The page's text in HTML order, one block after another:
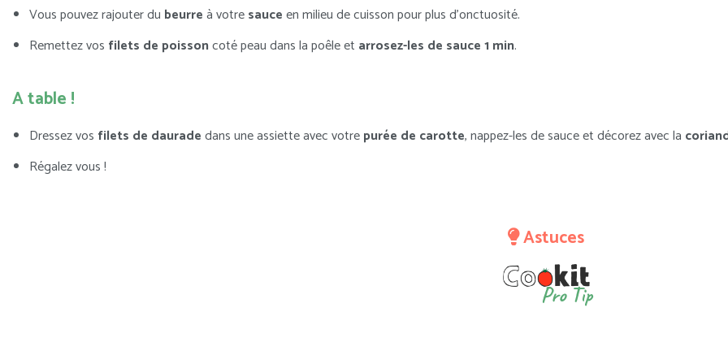
Vous pouvez rajouter du beurreà votresauceen milieu de cuisson pour plus d’onctuosité.
Remettez vos filets de poissoncoté peau dans la poêle et arrosez-les de sauce 1 min.
A table !
Dressez vos filets de dauradedans une assiette avec votrepurée de carotte, nappez-les de sauce et décorez avec la
Régalez vous !
Astuces
Pro Tip